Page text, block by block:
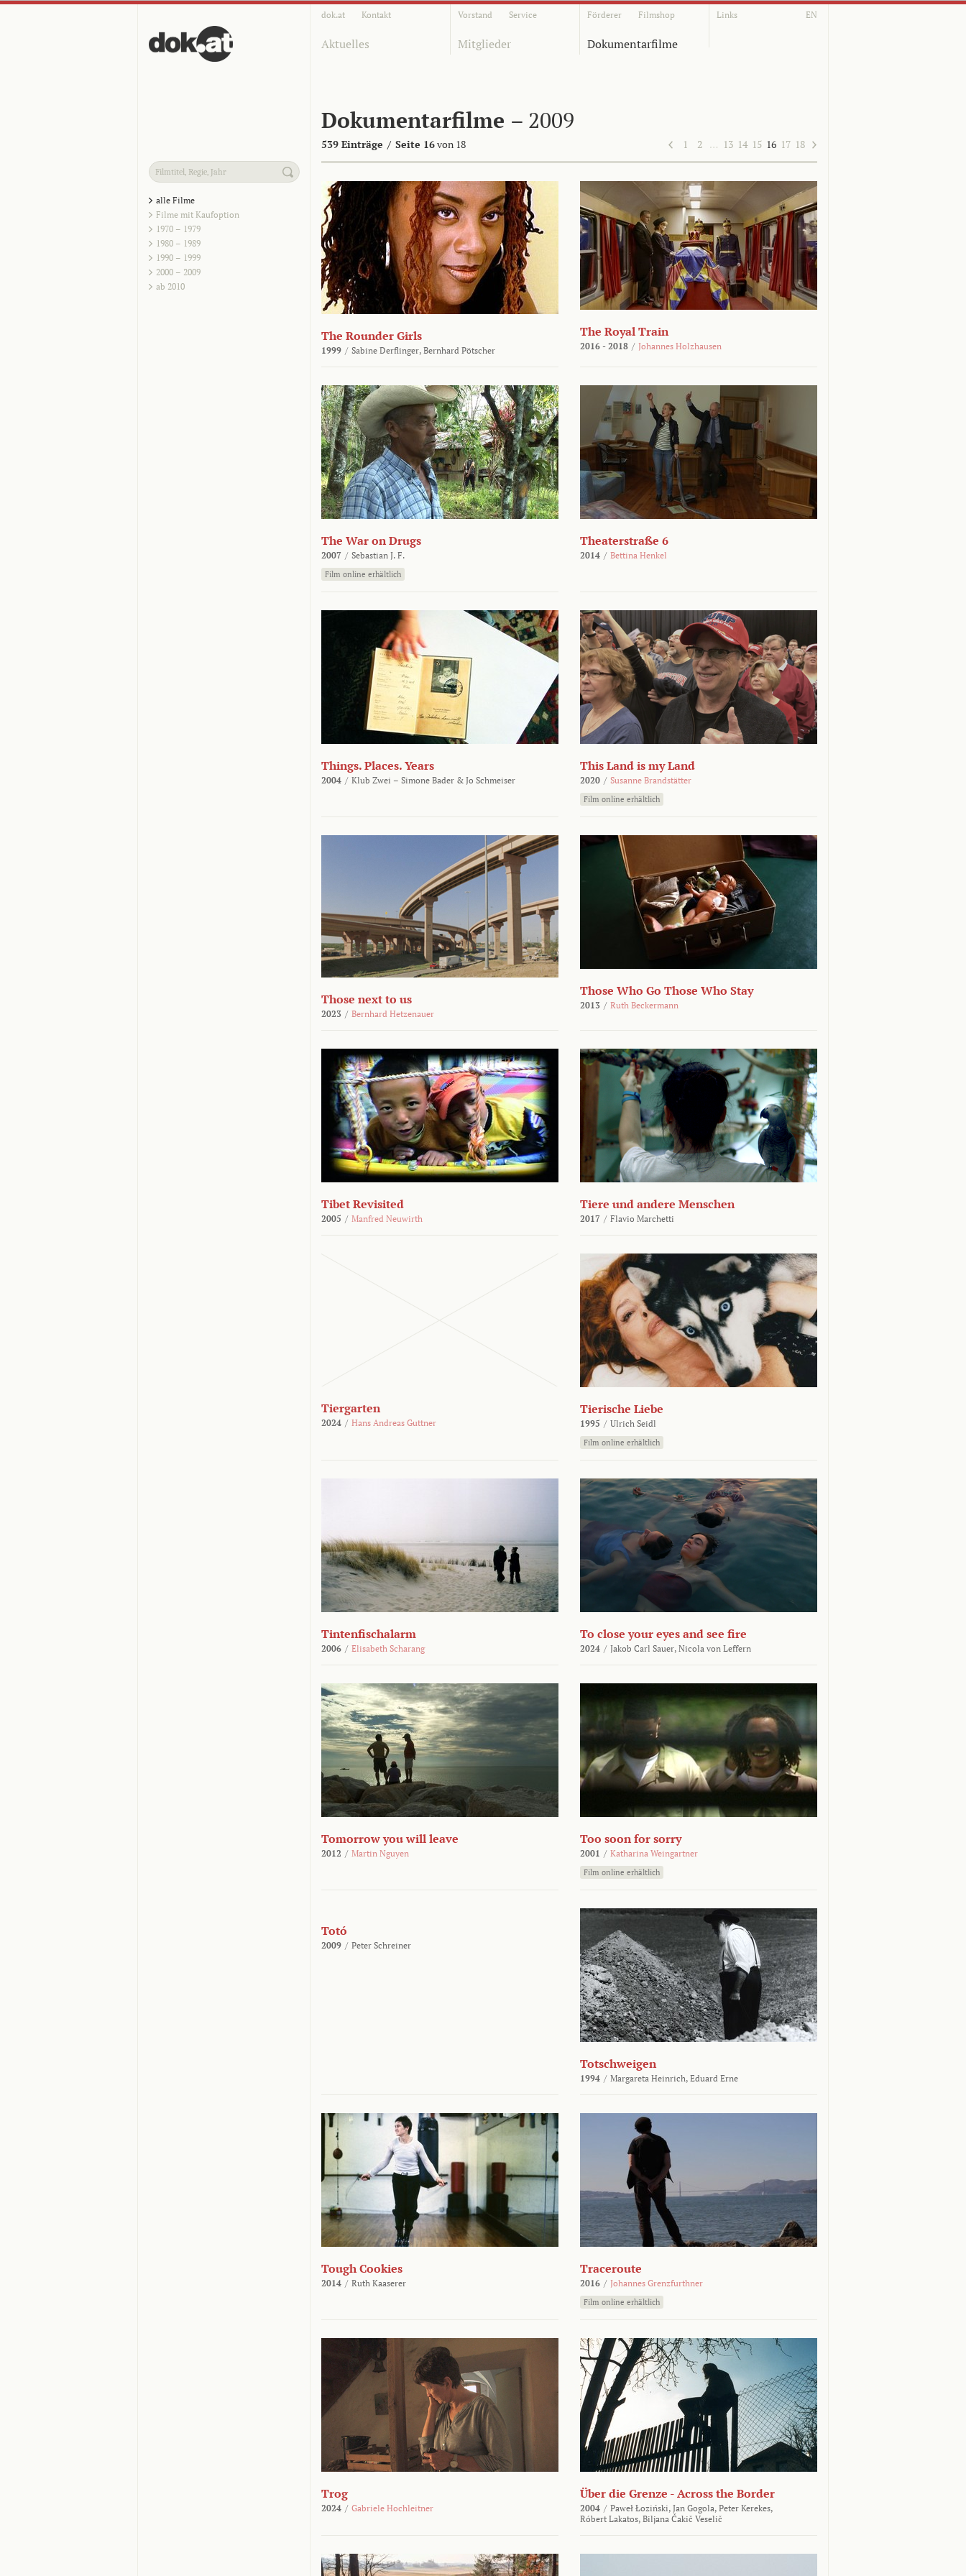
dok.at Kontakt Vorstand Service Förderer Filmshop Links EN
Aktuelles Mitglieder Dokumentarfilme
Dokumentarfilme – 2009
539 Einträge / Seite 16von 18 1 2 … 13 14 15 16 17 18
alle Filme
Filme mit Kaufoption
1970 – 1979
1980 – 1989
1990 – 1999
2000 – 2009
ab 2010
The Rounder Girls
1999 / Sabine Derflinger, Bernhard Pötscher
The Royal Train
2016 - 2018 / Johannes Holzhausen
The War on Drugs
2007 / Sebastian J. F.
Film online erhältlich
Theaterstraße 6
2014 / Bettina Henkel
Things. Places. Years
2004 / Klub Zwei – Simone Bader & Jo Schmeiser
This Land is my Land
2020 / Susanne Brandstätter
Film online erhältlich
Those next to us
2023 / Bernhard Hetzenauer
Those Who Go Those Who Stay
2013 / Ruth Beckermann
Tibet Revisited
2005 / Manfred Neuwirth
Tiere und andere Menschen
2017 / Flavio Marchetti
Tiergarten
2024 / Hans Andreas Guttner
Tierische Liebe
1995 / Ulrich Seidl
Film online erhältlich
Tintenfischalarm
2006 / Elisabeth Scharang
To close your eyes and see fire
2024 / Jakob Carl Sauer, Nicola von Leffern
Tomorrow you will leave
2012 / Martin Nguyen
Too soon for sorry
2001 / Katharina Weingartner
Film online erhältlich
Totó
2009 / Peter Schreiner
Totschweigen
1994 / Margareta Heinrich, Eduard Erne
Tough Cookies
2014 / Ruth Kaaserer
Traceroute
2016 / Johannes Grenzfurthner
Film online erhältlich
Trog
2024 / Gabriele Hochleitner
Über die Grenze - Across the Border
2004 / Paweł Łoziński, Jan Gogola, Peter Kerekes,
Róbert Lakatos, Biljana Čakič Veselič